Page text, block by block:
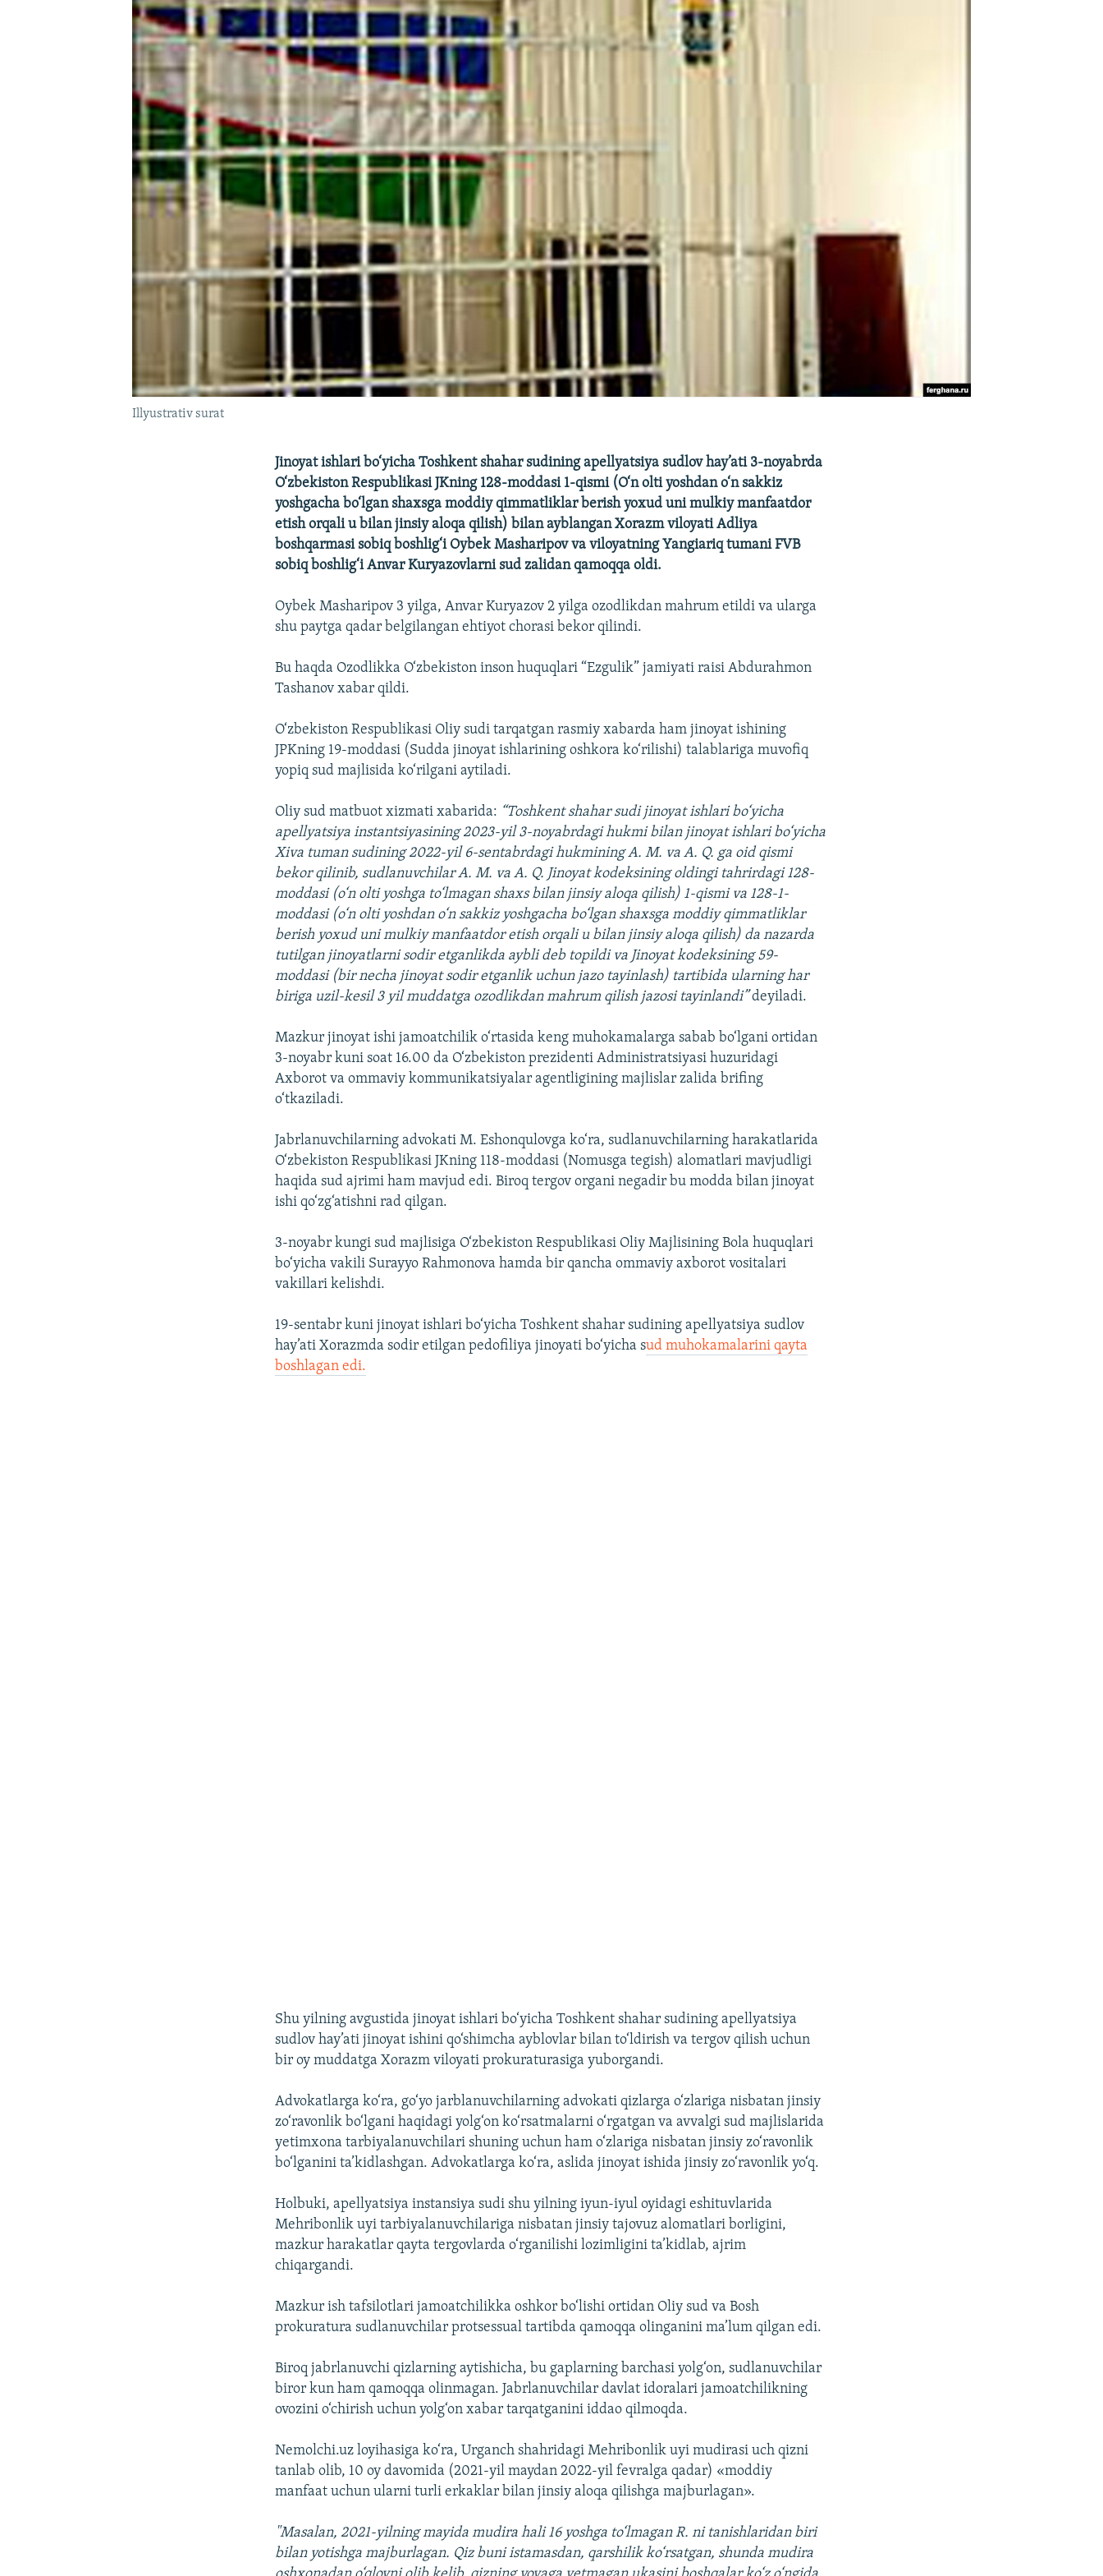
Illyustrativ surat
Jinoyat ishlari bo‘yicha Toshkent shahar sudining apellyatsiya sudlov hay’ati 3-noyabrda
O‘zbekiston Respublikasi JKning 128-moddasi 1-qismi (O‘n olti yoshdan o‘n sakkiz
yoshgacha bo‘lgan shaxsga moddiy qimmatliklar berish yoxud uni mulkiy manfaatdor
etish orqali u bilan jinsiy aloqa qilish) bilan ayblangan Xorazm viloyati Adliya
boshqarmasi sobiq boshlig‘i Oybek Masharipov va viloyatning Yangiariq tumani FVB
sobiq boshlig‘i Anvar Kuryazovlarni sud zalidan qamoqqa oldi.
Oybek Masharipov 3 yilga, Anvar Kuryazov 2 yilga ozodlikdan mahrum etildi va ularga
shu paytga qadar belgilangan ehtiyot chorasi bekor qilindi.
Bu haqda Ozodlikka O‘zbekiston inson huquqlari “Ezgulik” jamiyati raisi Abdurahmon
Tashanov xabar qildi.
O‘zbekiston Respublikasi Oliy sudi tarqatgan rasmiy xabarda ham jinoyat ishining
JPKning 19-moddasi (Sudda jinoyat ishlarining oshkora ko‘rilishi) talablariga muvofiq
yopiq sud majlisida ko‘rilgani aytiladi.
Oliy sud matbuot xizmati xabarida: “Toshkent shahar sudi jinoyat ishlari bo‘yicha
apellyatsiya instantsiyasining 2023-yil 3-noyabrdagi hukmi bilan jinoyat ishlari bo‘yicha
Xiva tuman sudining 2022-yil 6-sentabrdagi hukmining A. M. va A. Q. ga oid qismi
bekor qilinib, sudlanuvchilar A. M. va A. Q. Jinoyat kodeksining oldingi tahrirdagi 128-
moddasi (o‘n olti yoshga to‘lmagan shaxs bilan jinsiy aloqa qilish) 1-qismi va 128-1-
moddasi (o‘n olti yoshdan o‘n sakkiz yoshgacha bo‘lgan shaxsga moddiy qimmatliklar
berish yoxud uni mulkiy manfaatdor etish orqali u bilan jinsiy aloqa qilish) da nazarda
tutilgan jinoyatlarni sodir etganlikda aybli deb topildi va Jinoyat kodeksining 59-
moddasi (bir necha jinoyat sodir etganlik uchun jazo tayinlash) tartibida ularning har
biriga uzil-kesil 3 yil muddatga ozodlikdan mahrum qilish jazosi tayinlandi”deyiladi.
Mazkur jinoyat ishi jamoatchilik o‘rtasida keng muhokamalarga sabab bo‘lgani ortidan
3-noyabr kuni soat 16.00 da O‘zbekiston prezidenti Administratsiyasi huzuridagi
Axborot va ommaviy kommunikatsiyalar agentligining majlislar zalida brifing
o‘tkaziladi.
Jabrlanuvchilarning advokati M. Eshonqulovga ko‘ra, sudlanuvchilarning harakatlarida
O‘zbekiston Respublikasi JKning 118-moddasi (Nomusga tegish) alomatlari mavjudligi
haqida sud ajrimi ham mavjud edi. Biroq tergov organi negadir bu modda bilan jinoyat
ishi qo‘zg‘atishni rad qilgan.
3-noyabr kungi sud majlisiga O‘zbekiston Respublikasi Oliy Majlisining Bola huquqlari
bo‘yicha vakili Surayyo Rahmonova hamda bir qancha ommaviy axborot vositalari
vakillari kelishdi.
19-sentabr kuni jinoyat ishlari bo‘yicha Toshkent shahar sudining apellyatsiya sudlov
hay’ati Xorazmda sodir etilgan pedofiliya jinoyati bo‘yicha sud muhokamalarini qayta
boshlagan edi.
Shu yilning avgustida jinoyat ishlari bo‘yicha Toshkent shahar sudining apellyatsiya
sudlov hay’ati jinoyat ishini qo‘shimcha ayblovlar bilan to‘ldirish va tergov qilish uchun
bir oy muddatga Xorazm viloyati prokuraturasiga yuborgandi.
Advokatlarga ko‘ra, go‘yo jarblanuvchilarning advokati qizlarga o‘zlariga nisbatan jinsiy
zo‘ravonlik bo‘lgani haqidagi yolg‘on ko‘rsatmalarni o‘rgatgan va avvalgi sud majlislarida
yetimxona tarbiyalanuvchilari shuning uchun ham o‘zlariga nisbatan jinsiy zo‘ravonlik
bo‘lganini ta’kidlashgan. Advokatlarga ko‘ra, aslida jinoyat ishida jinsiy zo‘ravonlik yo‘q.
Holbuki, apellyatsiya instansiya sudi shu yilning iyun-iyul oyidagi eshituvlarida
Mehribonlik uyi tarbiyalanuvchilariga nisbatan jinsiy tajovuz alomatlari borligini,
mazkur harakatlar qayta tergovlarda o‘rganilishi lozimligini ta’kidlab, ajrim
chiqargandi.
Mazkur ish tafsilotlari jamoatchilikka oshkor bo‘lishi ortidan Oliy sud va Bosh
prokuratura sudlanuvchilar protsessual tartibda qamoqqa olinganini ma’lum qilgan edi.
Biroq jabrlanuvchi qizlarning aytishicha, bu gaplarning barchasi yolg‘on, sudlanuvchilar
biror kun ham qamoqqa olinmagan. Jabrlanuvchilar davlat idoralari jamoatchilikning
ovozini o‘chirish uchun yolg‘on xabar tarqatganini iddao qilmoqda.
Nemolchi.uz loyihasiga ko‘ra, Urganch shahridagi Mehribonlik uyi mudirasi uch qizni
tanlab olib, 10 oy davomida (2021-yil maydan 2022-yil fevralga qadar) «moddiy
manfaat uchun ularni turli erkaklar bilan jinsiy aloqa qilishga majburlagan».
"Masalan, 2021-yilning mayida mudira hali 16 yoshga to‘lmagan R. ni tanishlaridan biri
bilan yotishga majburlagan. Qiz buni istamasdan, qarshilik ko‘rsatgan, shunda mudira